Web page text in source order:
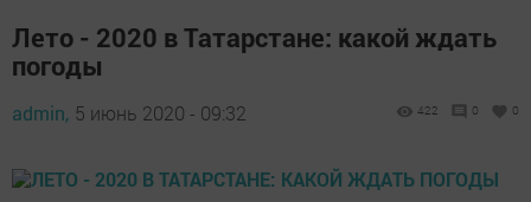
Лето - 2020 в Татарстане: какой ждать
погоды
admin, 5 июнь 2020 - 09:32 422 0 0